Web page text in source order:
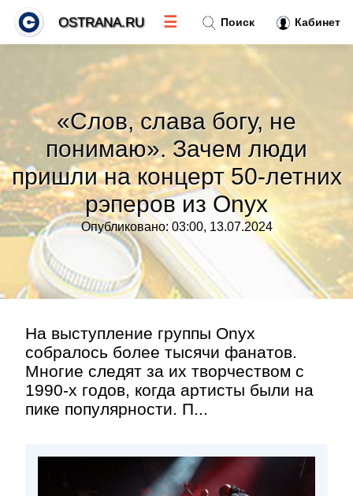
«Слов, слава богу, не
понимаю». Зачем люди
пришли на концерт 50-летних
рэперов из Onyx
Опубликовано: 03:00, 13.07.2024
На выступление группы Onyx
собралось более тысячи фанатов.
Многие следят за их творчеством с
1990-х годов, когда артисты были на
пике популярности. П...
Поиск Кабинет
OSTRANA.RU ☰
Тренды новостей
Рубрики»
Правила»
Контакт»